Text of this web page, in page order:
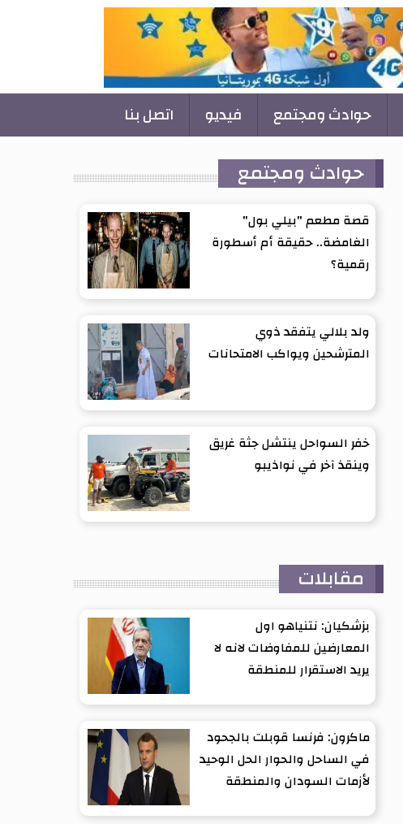
حوادث ومجتمع فيديو اتصل بنا
حوادث ومجتمع
قصة مطعم "بيلي بول"
الغامضة.. حقيقة أم أسطورة
رقمية؟
ولد بلالي يتفقد ذوي
المترشحين ويواكب الامتحانات
خفر السواحل ينتشل جثة غريق
وينقذ آخر في نواذيبو
مقابلات
بزشكيان: نتنياهو اول
المعارضين للمفاوضات لانه لا
يريد الاستقرار للمنطقة
ماكرون: فرنسا قوبلت بالجحود
في الساحل والحوار الحل الوحيد
لأزمات السودان والمنطقة